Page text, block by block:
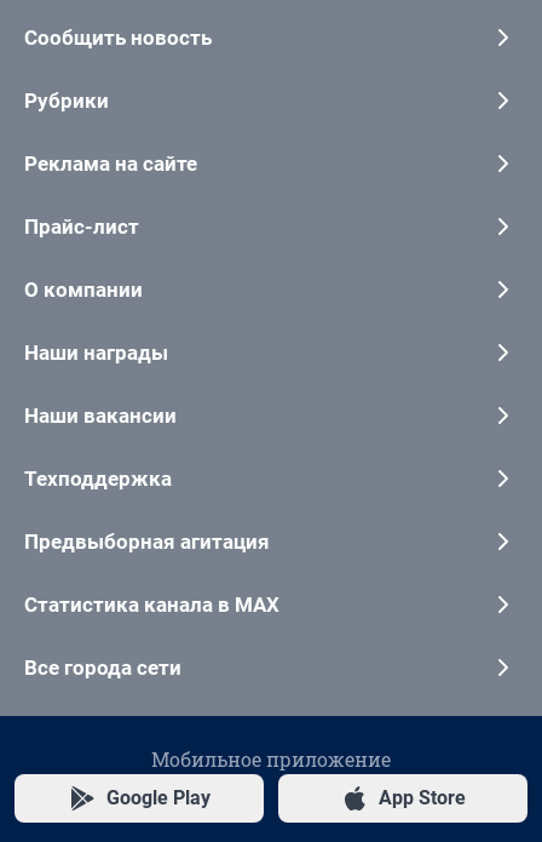
Сообщить новость
Рубрики
Реклама на сайте
Прайс-лист
О компании
Наши награды
Наши вакансии
Техподдержка
Предвыборная агитация
Статистика канала в MAX
Все города сети
Мобильное приложение
Google Play App Store